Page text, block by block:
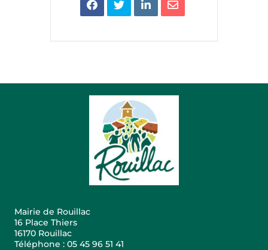
Mairie de Rouillac
16 Place Thiers
16170 Rouillac
Téléphone : 05 45 96 51 41